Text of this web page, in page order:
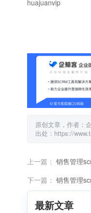
huajuanvip
原创文章，作者：
出处：https://
上一篇： 销售管理
下一篇： 销售管理
最新文章